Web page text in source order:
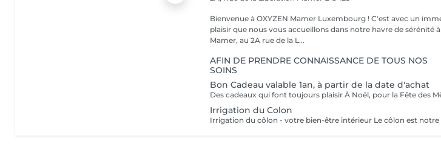
Bienvenue à OXYZEN Mamer Luxembourg ! C'est avec un immense
plaisir que nous vous accueillons dans notre havre de sérénité à
Mamer, au 2A rue de la L...
AFIN DE PRENDRE CONNAISSANCE DE TOUS NOS
SOINS
Bon Cadeau valable 1an, à partir de la date d'achat
Irrigation du Colon